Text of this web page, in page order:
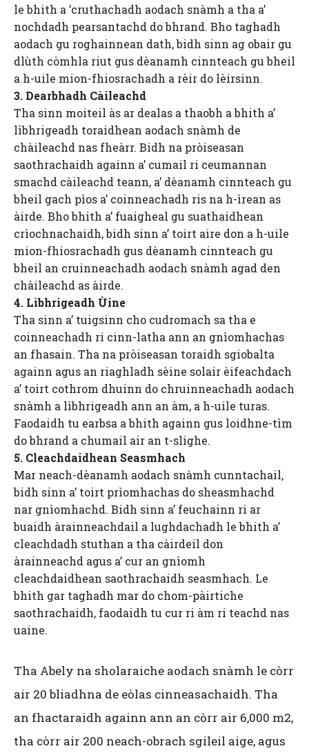
le bhith a ’cruthachadh aodach snàmh a tha a’
nochdadh pearsantachd do bhrand. Bho taghadh
aodach gu roghainnean dath, bidh sinn ag obair gu
dlùth còmhla riut gus dèanamh cinnteach gu bheil
a h-uile mion-fhiosrachadh a rèir do lèirsinn.
3. Dearbhadh Càileachd
Tha sinn moiteil às ar dealas a thaobh a bhith a’
lìbhrigeadh toraidhean aodach snàmh de
chàileachd nas fheàrr. Bidh na pròiseasan
saothrachaidh againn a’ cumail ri ceumannan
smachd càileachd teann, a’ dèanamh cinnteach gu
bheil gach pìos a’ coinneachadh ris na h-ìrean as
àirde. Bho bhith a’ fuaigheal gu suathaidhean
crìochnachaidh, bidh sinn a’ toirt aire don a h-uile
mion-fhiosrachadh gus dèanamh cinnteach gu
bheil an cruinneachadh aodach snàmh agad den
chàileachd as àirde.
4. Lìbhrigeadh Ùine
Tha sinn a’ tuigsinn cho cudromach sa tha e
coinneachadh ri cinn-latha ann an gnìomhachas
an fhasain. Tha na pròiseasan toraidh sgiobalta
againn agus an riaghladh sèine solair èifeachdach
a’ toirt cothrom dhuinn do chruinneachadh aodach
snàmh a lìbhrigeadh ann an àm, a h-uile turas.
Faodaidh tu earbsa a bhith againn gus loidhne-tìm
do bhrand a chumail air an t-slighe.
5. Cleachdaidhean Seasmhach
Mar neach-dèanamh aodach snàmh cunntachail,
bidh sinn a’ toirt prìomhachas do sheasmhachd
nar gnìomhachd. Bidh sinn a’ feuchainn ri ar
buaidh àrainneachdail a lughdachadh le bhith a’
cleachdadh stuthan a tha càirdeil don
àrainneachd agus a’ cur an gnìomh
cleachdaidhean saothrachaidh seasmhach. Le
bhith gar taghadh mar do chom-pàirtiche
saothrachaidh, faodaidh tu cur ri àm ri teachd nas
uaine.
Tha Abely na sholaraiche aodach snàmh le còrr
air 20 bliadhna de eòlas cinneasachaidh. Tha
an fhactaraidh againn ann an còrr air 6,000 m2,
tha còrr air 200 neach-obrach sgileil aige, agus